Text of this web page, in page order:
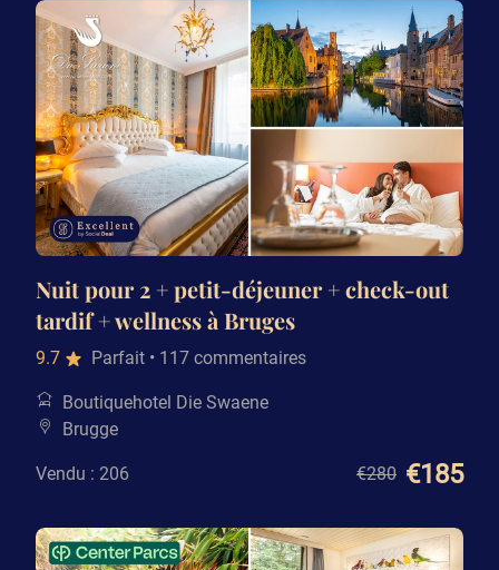
Nuit pour 2 + petit-déjeuner + check-out
tardif + wellness à Bruges
9.7 Parfait • 117 commentaires
Boutiquehotel Die Swaene
Brugge
Vendu : 206 €280 €185